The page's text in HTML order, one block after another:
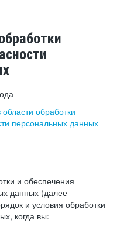
обработки
персональных данных
и обеспечения
данных (далее —
и условия обработки
когда вы: